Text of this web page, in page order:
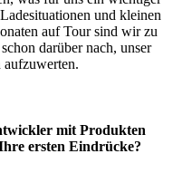
und kleinen
auf Tour sind wir zu
darüber nach, unser
mit Produkten
ersten Eindrücke?